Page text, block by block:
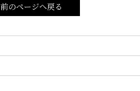
前のページへ戻る